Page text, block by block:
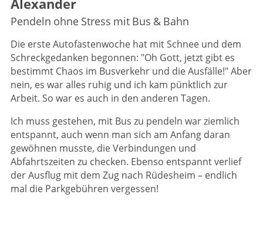
Alexander
Pendeln ohne Stress mit Bus & Bahn
Die erste Autofastenwoche hat mit Schnee und dem
Schreckgedanken begonnen: "Oh Gott, jetzt gibt es
bestimmt Chaos im Busverkehr und die Ausfälle!" Aber
nein, es war alles ruhig und ich kam pünktlich zur
Arbeit. So war es auch in den anderen Tagen.
Ich muss gestehen, mit Bus zu pendeln war ziemlich
entspannt, auch wenn man sich am Anfang daran
gewöhnen musste, die Verbindungen und
Abfahrtszeiten zu checken. Ebenso entspannt verlief
der Ausflug mit dem Zug nach Rüdesheim – endlich
mal die Parkgebühren vergessen!